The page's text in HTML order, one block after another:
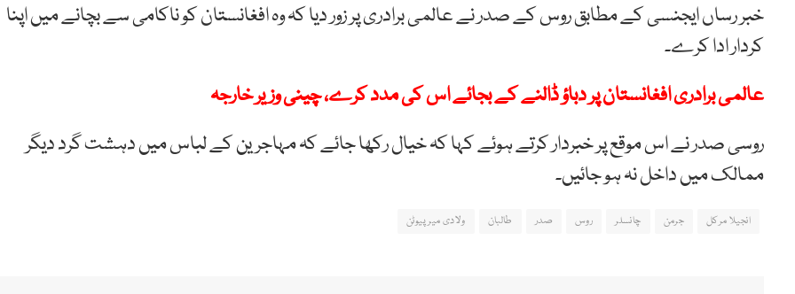
خبر رساں ایجنسی کے مطابق روس کے صدر نے عالمی برادری پر زور دیا کہ وہ افغانستان کو ناکامی سے بچانے میں اپنا
کردار ادا کرے۔
عالمی برادری افغانستان پر دباؤ ڈالنے کے بجائے اس کی مدد کرے، چینی وزیر خارجہ
روسی صدر نے اس موقع پر خبردار کرتے ہوئے کہا کہ خیال رکھا جائے کہ مہاجرین کے لباس میں دہشت گرد دیگر
ممالک میں داخل نہ ہو جائیں۔
انجیلا مرکل جرمن چانسلر روس صدر طالبان ولادی میر پیوٹن